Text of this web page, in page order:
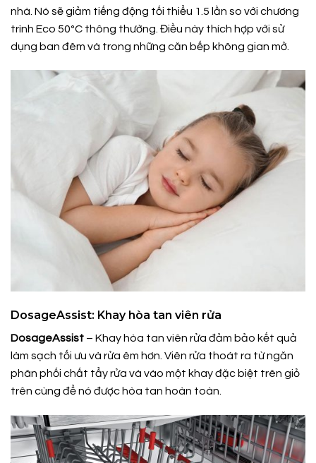
nhà. Nó sẽ giảm tiếng động tối thiểu 1.5 lần so với chương
trình Eco 50ºC thông thường. Điều này thích hợp với sử
dụng ban đêm và trong những căn bếp không gian mở.
DosageAssist: Khay hòa tan viên rửa
DosageAssist – Khay hòa tan viên rửa đảm bảo kết quả
làm sạch tối ưu và rửa êm hơn. Viên rửa thoát ra từ ngăn
phân phối chất tẩy rửa và vào một khay đặc biệt trên giỏ
trên cùng để nó được hòa tan hoàn toàn.